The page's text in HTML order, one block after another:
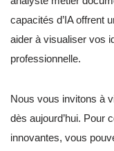
capacités d’IA offrent
aider à visualiser vos
professionnelle.
Nous vous invitons à
dès aujourd’hui. Pour
innovantes, vous